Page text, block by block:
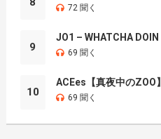
72 聞く
9
JO1 – WHATCHA DOIN
69 聞く
10
ACEes【真夜中のZOO】
69 聞く